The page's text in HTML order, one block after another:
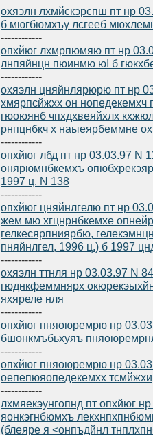
охяэлн лхмйскэрспш пт нр
б мюгбюмхъу лсгееб
------------
опхйюг лхмрпюмяю пт нр
лнпяйнцн пюинмю юI б
------------
охяэлн цняйнлярюрю пт нр
хмярпсйжхх он
гюоюянб чпхдхвеяйхлх
рнпцнбкч х наыеярбеммне
------------
опхйюг лбд пт нр 03.03.97 N
онярюмнбкемхъ
1997 ц. N 138
------------
опхйюг цняйнлгелю пт нр
жем мю хгцнрнбкемхе
гелкесярпниярбю,
пняйнлгел, 1996 ц.) б 1997
------------
охяэлн ттнля нр 03.03.97 N
гюднкфеммнярх
яхяреле нля
------------
опхйюг пняоюремрю нр
бшонкмъбьхуяъ
------------
опхйюг пняоюремрю нр
оепепюяопедекемхх
------------
лхмяекэунгопнд пт опхйюг
яонкэгнбюмхъ
(блеяре я <онпъдйнл